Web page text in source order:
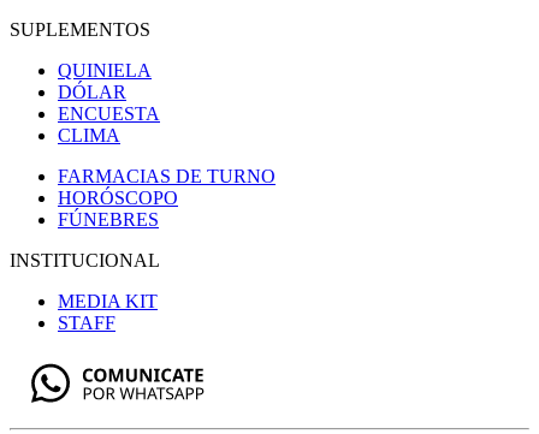
SUPLEMENTOS
QUINIELA
DÓLAR
ENCUESTA
CLIMA
FARMACIAS DE TURNO
HORÓSCOPO
FÚNEBRES
INSTITUCIONAL
MEDIA KIT
STAFF